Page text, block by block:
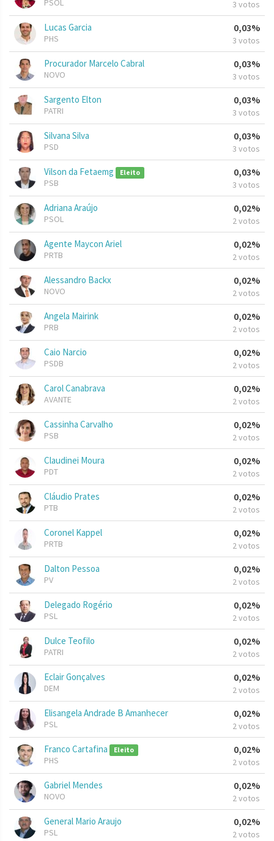
PSOL 3 votos
Lucas Garcia
PHS
0,03%
3 votos
Procurador Marcelo Cabral
NOVO
0,03%
3 votos
Sargento Elton
PATRI
0,03%
3 votos
Silvana Silva
PSD
0,03%
3 votos
Vilson da Fetaemg Eleito
PSB
0,03%
3 votos
Adriana Araújo
PSOL
0,02%
2 votos
Agente Maycon Ariel
PRTB
0,02%
2 votos
Alessandro Backx
NOVO
0,02%
2 votos
Angela Mairink
PRB
0,02%
2 votos
Caio Narcio
PSDB
0,02%
2 votos
Carol Canabrava
AVANTE
0,02%
2 votos
Cassinha Carvalho
PSB
0,02%
2 votos
Claudinei Moura
PDT
0,02%
2 votos
Cláudio Prates
PTB
0,02%
2 votos
Coronel Kappel
PRTB
0,02%
2 votos
Dalton Pessoa
PV
0,02%
2 votos
Delegado Rogério
PSL
0,02%
2 votos
Dulce Teofilo
PATRI
0,02%
2 votos
Eclair Gonçalves
DEM
0,02%
2 votos
Elisangela Andrade B Amanhecer
PSL
0,02%
2 votos
Franco Cartafina Eleito
PHS
0,02%
2 votos
Gabriel Mendes
NOVO
0,02%
2 votos
General Mario Araujo
PSL
0,02%
2 votos